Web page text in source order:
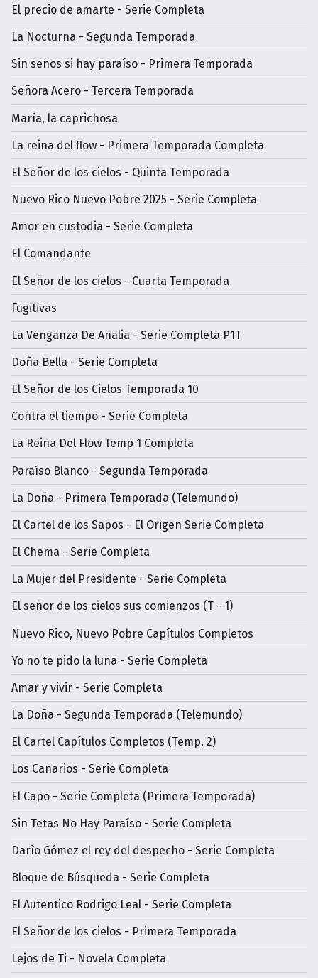
El precio de amarte - Serie Completa
La Nocturna - Segunda Temporada
Sin senos si hay paraíso - Primera Temporada
Señora Acero - Tercera Temporada
María, la caprichosa
La reina del flow - Primera Temporada Completa
El Señor de los cielos - Quinta Temporada
Nuevo Rico Nuevo Pobre 2025 - Serie Completa
Amor en custodia - Serie Completa
El Comandante
El Señor de los cielos - Cuarta Temporada
Fugitivas
La Venganza De Analia - Serie Completa P1T
Doña Bella - Serie Completa
El Señor de los Cielos Temporada 10
Contra el tiempo - Serie Completa
La Reina Del Flow Temp 1 Completa
Paraíso Blanco - Segunda Temporada
La Doña - Primera Temporada (Telemundo)
El Cartel de los Sapos - El Origen Serie Completa
El Chema - Serie Completa
La Mujer del Presidente - Serie Completa
El señor de los cielos sus comienzos (T - 1)
Nuevo Rico, Nuevo Pobre Capítulos Completos
Yo no te pido la luna - Serie Completa
Amar y vivir - Serie Completa
La Doña - Segunda Temporada (Telemundo)
El Cartel Capítulos Completos (Temp. 2)
Los Canarios - Serie Completa
El Capo - Serie Completa (Primera Temporada)
Sin Tetas No Hay Paraíso - Serie Completa
Darìo Gómez el rey del despecho - Serie Completa
Bloque de Búsqueda - Serie Completa
El Autentico Rodrigo Leal - Serie Completa
El Señor de los cielos - Primera Temporada
Lejos de Ti - Novela Completa